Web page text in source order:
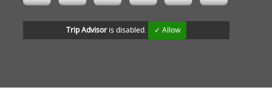
Trip Advisoris disabled. ✓ Allow